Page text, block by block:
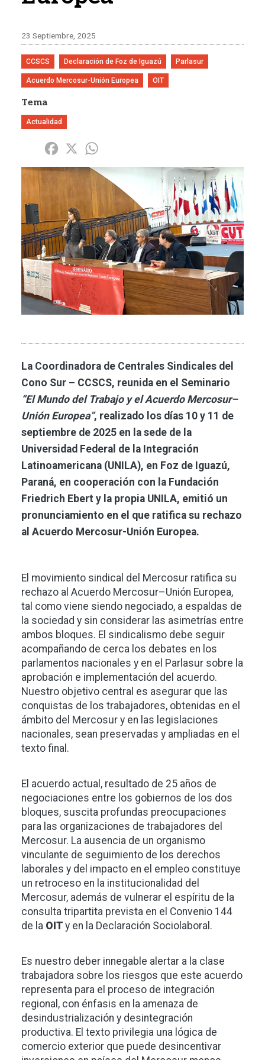
23 Septiembre, 2025
CCSCS Declaración de Foz de Iguazú Parlasur
Acuerdo Mercosur-Unión Europea OIT
Tema
Actualidad
Share Facebook
X
Imagen
La Coordinadora de Centrales Sindicales del
Cono Sur – CCSCS, reunida en el Seminario
“El Mundo del Trabajo y el Acuerdo Mercosur–
Unión Europea”, realizado los días 10 y 11 de
septiembre de 2025 en la sede de la
Universidad Federal de la Integración
Latinoamericana (UNILA), en Foz de Iguazú,
Paraná, en cooperación con la Fundación
Friedrich Ebert y la propia UNILA, emitió un
pronunciamiento en el que ratifica su rechazo
al Acuerdo Mercosur-Unión Europea.
El movimiento sindical del Mercosur ratifica su
rechazo al Acuerdo Mercosur–Unión Europea,
tal como viene siendo negociado, a espaldas de
la sociedad y sin considerar las asimetrías entre
ambos bloques. El sindicalismo debe seguir
acompañando de cerca los debates en los
parlamentos nacionales y en el Parlasur sobre la
aprobación e implementación del acuerdo.
Nuestro objetivo central es asegurar que las
conquistas de los trabajadores, obtenidas en el
ámbito del Mercosur y en las legislaciones
nacionales, sean preservadas y ampliadas en el
texto final.
El acuerdo actual, resultado de 25 años de
negociaciones entre los gobiernos de los dos
bloques, suscita profundas preocupaciones
para las organizaciones de trabajadores del
Mercosur. La ausencia de un organismo
vinculante de seguimiento de los derechos
laborales y del impacto en el empleo constituye
un retroceso en la institucionalidad del
Mercosur, además de vulnerar el espíritu de la
consulta tripartita prevista en el Convenio 144
de la OIT y en la Declaración Sociolaboral.
Es nuestro deber innegable alertar a la clase
trabajadora sobre los riesgos que este acuerdo
representa para el proceso de integración
regional, con énfasis en la amenaza de
desindustrialización y desintegración
productiva. El texto privilegia una lógica de
comercio exterior que puede desincentivar